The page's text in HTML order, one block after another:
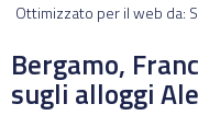
Ottimizzato per il web da:
Bergamo,
sugli alloggi